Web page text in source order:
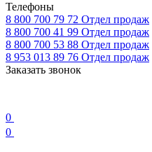
Телефоны
8 800 700 79 72 Отдел продаж
8 800 700 41 99 Отдел продаж
8 800 700 53 88 Отдел продаж
8 953 013 89 76 Отдел продаж
Заказать звонок
0
0